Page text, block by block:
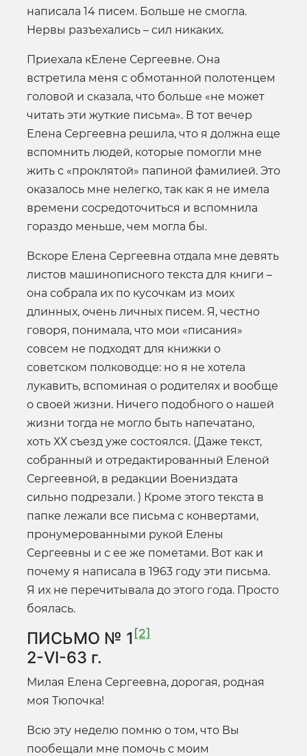
написала 14 писем. Больше не смогла.
Нервы разъехались – сил никаких.
Приехала кЕлене Сергеевне. Она
встретила меня с обмотанной полотенцем
головой и сказала, что больше «не может
читать эти жуткие письма». В тот вечер
Елена Сергеевна решила, что я должна еще
вспомнить людей, которые помогли мне
жить с «проклятой» папиной фамилией. Это
оказалось мне нелегко, так как я не имела
времени сосредоточиться и вспомнила
гораздо меньше, чем могла бы.
Вскоре Елена Сергеевна отдала мне девять
листов машинописного текста для книги –
она собрала их по кусочкам из моих
длинных, очень личных писем. Я, честно
говоря, понимала, что мои «писания»
совсем не подходят для книжки о
советском полководце: но я не хотела
лукавить, вспоминая о родителях и вообще
о своей жизни. Ничего подобного о нашей
жизни тогда не могло быть напечатано,
хоть ХХ съезд уже состоялся. (Даже текст,
собранный и отредактированный Еленой
Сергеевной, в редакции Воениздата
сильно подрезали. ) Кроме этого текста в
папке лежали все письма с конвертами,
пронумерованными рукой Елены
Сергеевны и с ее же пометами. Вот как и
почему я написала в 1963 году эти письма.
Я их не перечитывала до этого года. Просто
боялась.
ПИСЬМО № 1 [2]
2-VI-63 г.
Милая Елена Сергеевна, дорогая, родная
моя Тюпочка!
Всю эту неделю помню о том, что Вы
пообещали мне помочь с моим